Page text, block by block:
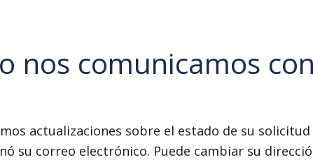
nos comunicamos
actualizaciones sobre el estado de su
su correo electrónico. Puede cambiar su